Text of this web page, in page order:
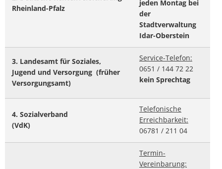
Rheinland-Pfalz
jeden Montag bei
der
Stadtverwaltung
Idar-Oberstein
3. Landesamt für Soziales,
Jugend und Versorgung (früher
Versorgungsamt)
Service-Telefon:
0651 / 144 72 22
kein Sprechtag
4. Sozialverband
(VdK)
Telefonische
Erreichbarkeit:
06781 / 211 04
Termin-
Vereinbarung: